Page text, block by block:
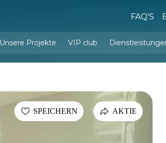
FAQ'S
Unsere Projekte VIP club
SPEICHERN AKTIE